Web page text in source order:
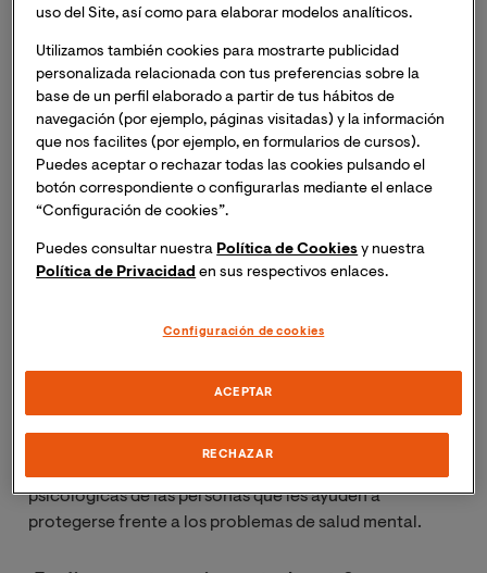
que lideras?
Somos un grupo de investigadores formado por cuatro
psicólogos que nace de la colaboración entre la
Universidad Internacional de Valencia y la Universidad
de Valencia. Tres de los integrantes del grupo, la Dra.
Mónica Donio Bellegarde, el Dr. Joaquín Mateu Mollá y
la Investigadora Principal, la Dra. Iraida Delhom Peris,
Valencia, mientras que Dña. Laura Lacomba Trejo es
la relación entre las fortalezas psicológicas de las
emocional y el afrontamiento adaptativo y los
resultados de salud psicológica como el estado de
psicológicas de las personas que les ayuden a
protegerse frente a los problemas de salud mental.
uso del Site, así como para elaborar modelos analíticos.
Utilizamos también cookies para mostrarte publicidad
personalizada relacionada con tus preferencias sobre la
base de un perfil elaborado a partir de tus hábitos de
navegación (por ejemplo, páginas visitadas) y la información
que nos facilites (por ejemplo, en formularios de cursos).
Puedes aceptar o rechazar todas las cookies pulsando el
botón correspondiente o configurarlas mediante el enlace
“Configuración de cookies”.
Puedes consultar nuestra Política de Cookies y nuestra
Política de Privacidad en sus respectivos enlaces.
Configuración de cookies
RECHAZAR
ACEPTAR